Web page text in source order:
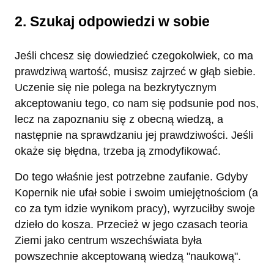
2. Szukaj odpowiedzi w sobie
Jeśli chcesz się dowiedzieć czegokolwiek, co ma
prawdziwą wartość, musisz zajrzeć w głąb siebie.
Uczenie się nie polega na bezkrytycznym
akceptowaniu tego, co nam się podsunie pod nos,
lecz na zapoznaniu się z obecną wiedzą, a
następnie na sprawdzaniu jej prawdziwości. Jeśli
okaże się błędna, trzeba ją zmodyfikować.
Do tego właśnie jest potrzebne zaufanie. Gdyby
Kopernik nie ufał sobie i swoim umiejętnościom (a
co za tym idzie wynikom pracy), wyrzuciłby swoje
dzieło do kosza. Przecież w jego czasach teoria
Ziemi jako centrum wszechświata była
powszechnie akceptowaną wiedzą "naukową".